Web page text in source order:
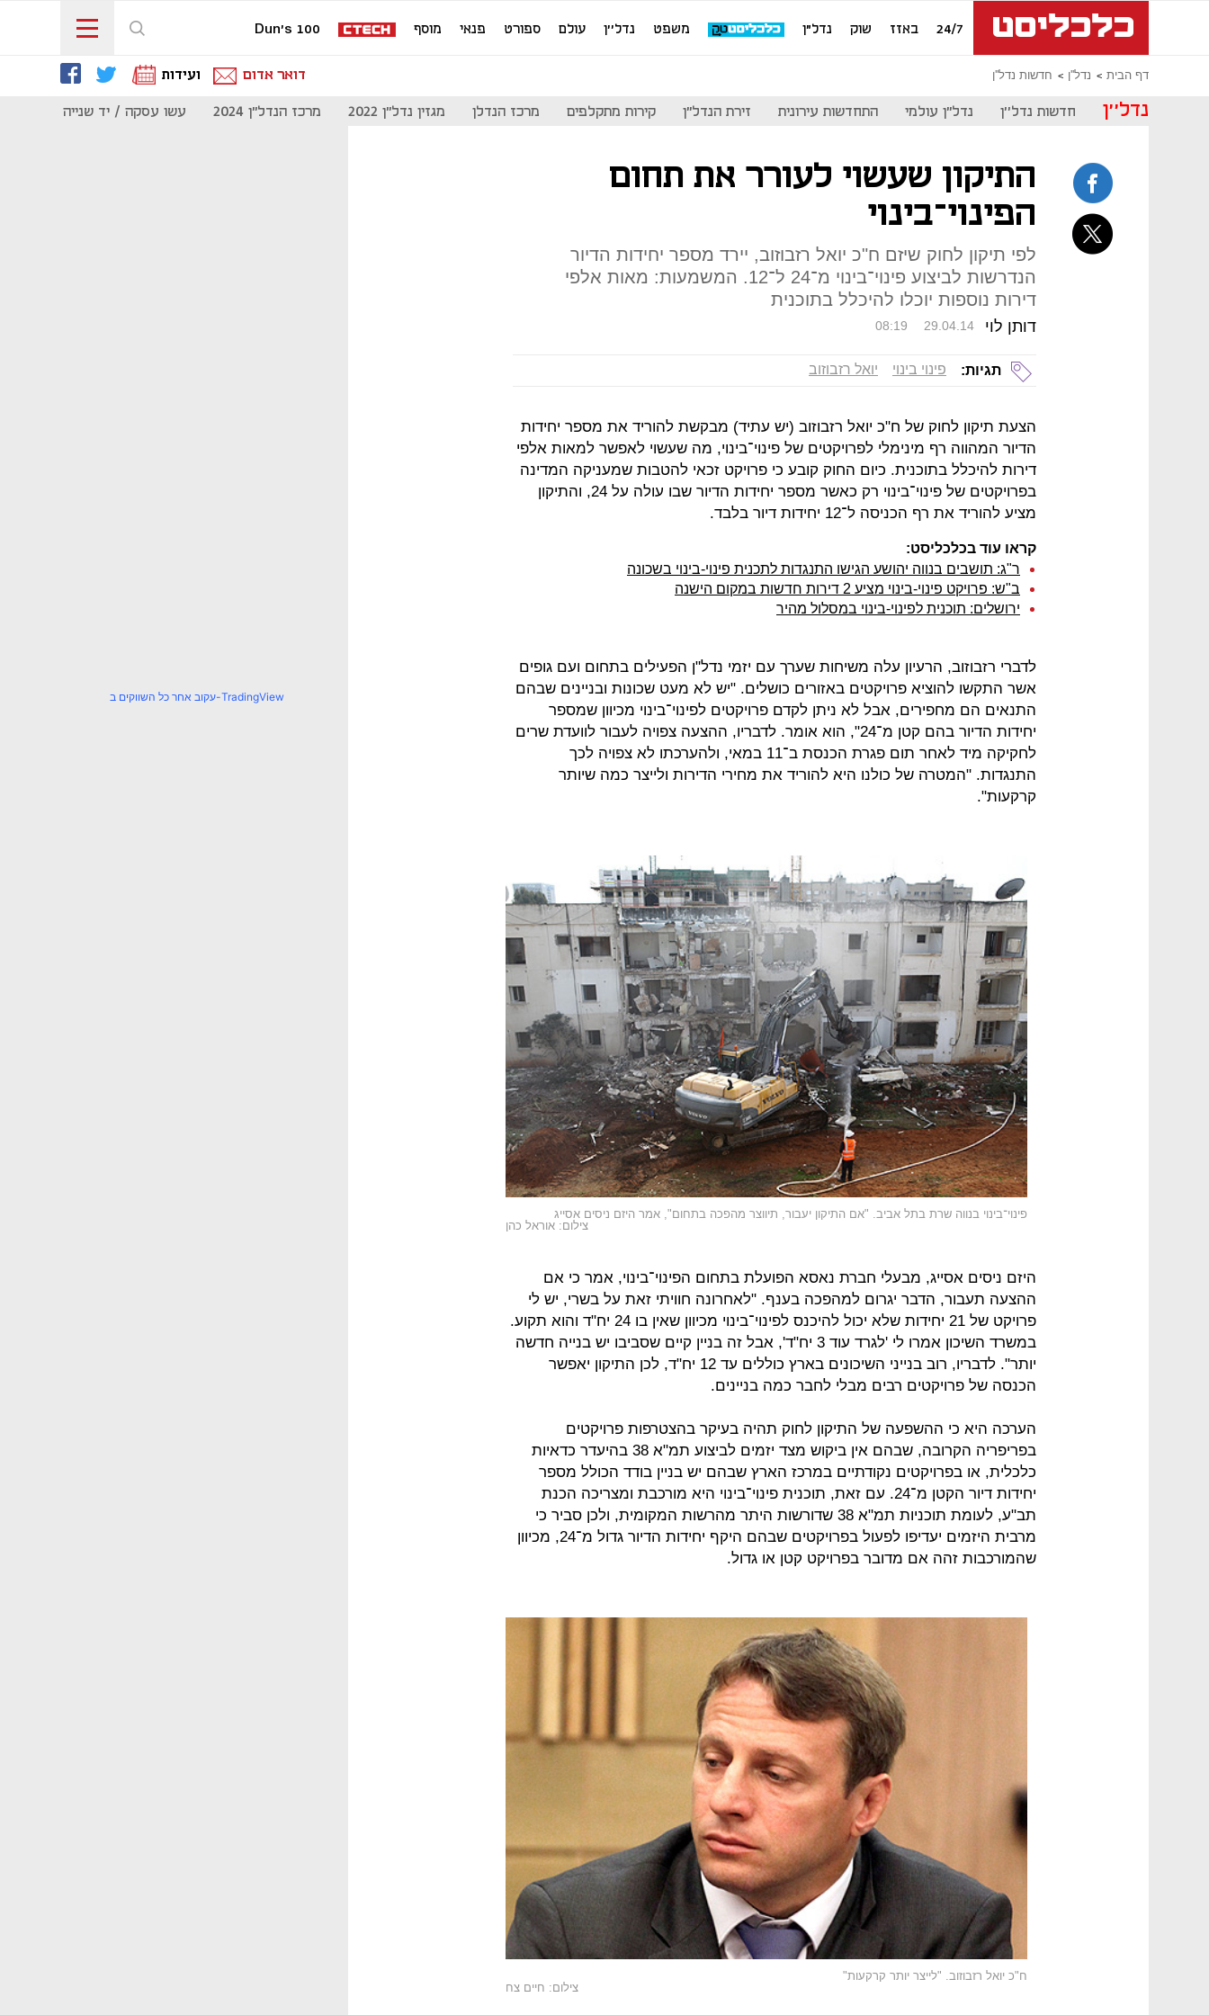
24/7 באזז שוק נדל"ן משפט נדל''ן עולם ספורט פנאי מוסף Dun's 100
דף הבית נדל''ן חדשות נדל''ן דואר אדום ועידות
נדל''ן חדשות נדל''ן נדל"ן עולמי התחדשות עירונית זירת הנדל"ן קירות מתקלפים מרכז הנדלן מגזין נדל"ן 2022 מרכז הנדל"ן 2024 עשו עסקה / יד שנייה
התיקון שעשוי לעורר את תחום
הפינוי־בינוי
לפי תיקון לחוק שיזם ח"כ יואל רזבוזוב, יירד מספר יחידות הדיור
הנדרשות לביצוע פינוי־בינוי מ־24 ל־12. המשמעות: מאות אלפי
דירות נוספות יוכלו להיכלל בתוכנית
דותן לוי 08:19 29.04.14
תגיות: פינוי בינוי יואל רזבוזוב
הצעת תיקון לחוק של ח"כ יואל רזבוזוב (יש עתיד) מבקשת להוריד את מספר יחידות
הדיור המהווה רף מינימלי לפרויקטים של פינוי־בינוי, מה שעשוי לאפשר למאות אלפי
דירות להיכלל בתוכנית. כיום החוק קובע כי פרויקט זכאי להטבות שמעניקה המדינה
בפרויקטים של פינוי־בינוי רק כאשר מספר יחידות הדיור שבו עולה על 24, והתיקון
מציע להוריד את רף הכניסה ל־12 יחידות דיור בלבד.
קראו עוד בכלכליסט:
ר"ג: תושבים בנווה יהושע הגישו התנגדות לתכנית פינוי-בינוי בשכונה
ב"ש: פרויקט פינוי-בינוי מציע 2 דירות חדשות במקום הישנה
ירושלים: תוכנית לפינוי-בינוי במסלול מהיר
לדברי רזבוזוב, הרעיון עלה משיחות שערך עם יזמי נדל"ן הפעילים בתחום ועם גופים
אשר התקשו להוציא פרויקטים באזורים כושלים. "יש לא מעט שכונות ובניינים שבהם
התנאים הם מחפירים, אבל לא ניתן לקדם פרויקטים לפינוי־בינוי מכיוון שמספר
יחידות הדיור בהם קטן מ־24", הוא אומר. לדבריו, ההצעה צפויה לעבור לוועדת שרים
לחקיקה מיד לאחר תום פגרת הכנסת ב־11 במאי, ולהערכתו לא צפויה לכך
התנגדות. "המטרה של כולנו היא להוריד את מחירי הדירות ולייצר כמה שיותר
קרקעות".
פינוי־בינוי בנווה שרת בתל אביב. "אם התיקון יעבור, תיווצר מהפכה בתחום", אמר היזם ניסים אסייג
צילום: אוראל כהן
היזם ניסים אסייג, מבעלי חברת נאסא הפועלת בתחום הפינוי־בינוי, אמר כי אם
ההצעה תעבור, הדבר יגרום למהפכה בענף. "לאחרונה חוויתי זאת על בשרי, יש לי
פרויקט של 21 יחידות שלא יכול להיכנס לפינוי־בינוי מכיוון שאין בו 24 יח"ד והוא תקוע.
במשרד השיכון אמרו לי 'לגרד עוד 3 יח"ד', אבל זה בניין קיים שסביבו יש בנייה חדשה
יותר". לדבריו, רוב בנייני השיכונים בארץ כוללים עד 12 יח"ד, לכן התיקון יאפשר
הכנסה של פרויקטים רבים מבלי לחבר כמה בניינים.
הערכה היא כי ההשפעה של התיקון לחוק תהיה בעיקר בהצטרפות פרויקטים
בפריפריה הקרובה, שבהם אין ביקוש מצד יזמים לביצוע תמ"א 38 בהיעדר כדאיות
כלכלית, או בפרויקטים נקודתיים במרכז הארץ שבהם יש בניין בודד הכולל מספר
יחידות דיור הקטן מ־24. עם זאת, תוכנית פינוי־בינוי היא מורכבת ומצריכה הכנת
תב"ע, לעומת תוכניות תמ"א 38 שדורשות היתר מהרשות המקומית, ולכן סביר כי
מרבית היזמים יעדיפו לפעול בפרויקטים שבהם היקף יחידות הדיור גדול מ־24, מכיוון
שהמורכבות זהה אם מדובר בפרויקט קטן או גדול.
ח"כ יואל רזבוזוב. "לייצר יותר קרקעות"
צילום: חיים צח
עקוב אחר כל השווקים ב-TradingView